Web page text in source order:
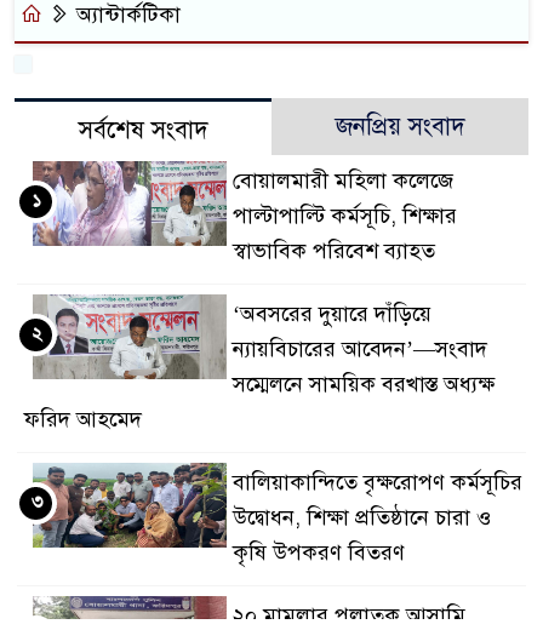
অ্যান্টার্কটিকা
সর্বশেষ সংবাদ জনপ্রিয় সংবাদ
বোয়ালমারী মহিলা কলেজে
পাল্টাপাল্টি কর্মসূচি, শিক্ষার
স্বাভাবিক পরিবেশ ব্যাহত
১
‘অবসরের দুয়ারে দাঁড়িয়ে
ন্যায়বিচারের আবেদন’—সংবাদ
সম্মেলনে সাময়িক বরখাস্ত অধ্যক্ষ
ফরিদ আহমেদ
২
বালিয়াকান্দিতে বৃক্ষরোপণ কর্মসূচির
উদ্বোধন, শিক্ষা প্রতিষ্ঠানে চারা ও
কৃষি উপকরণ বিতরণ
৩
২০ মামলার পলাতক আসামি